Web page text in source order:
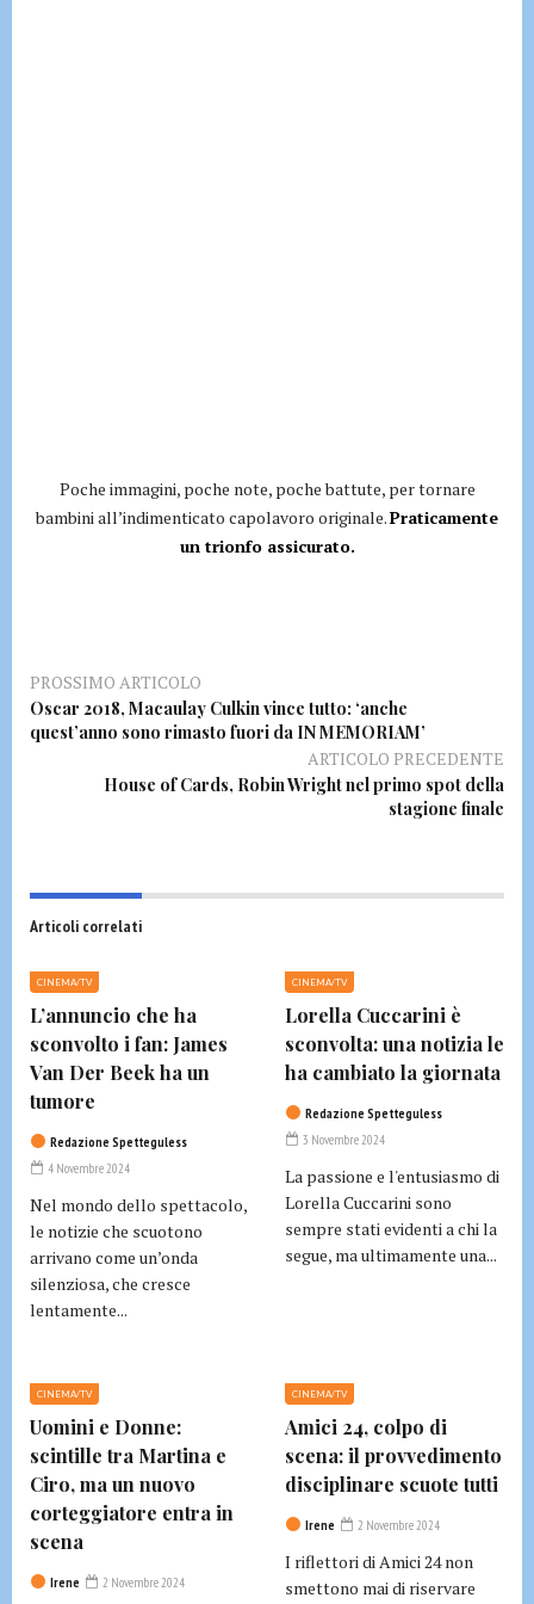
Poche immagini, poche note, poche battute, per tornare
bambini all’indimenticato capolavoro originale.Praticamente
un trionfo assicurato.
PROSSIMO ARTICOLO
Oscar 2018, Macaulay Culkin vince tutto: ‘anche
quest’anno sono rimasto fuori da IN MEMORIAM’
ARTICOLO PRECEDENTE
House of Cards, Robin Wright nel primo spot della
stagione finale
Articoli correlati
CINEMA/TV
L’annuncio che ha
sconvolto i fan: James
Van Der Beek ha un
tumore
Redazione Spetteguless
4 Novembre 2024
Nel mondo dello spettacolo,
le notizie che scuotono
arrivano come un’onda
silenziosa, che cresce
lentamente...
CINEMA/TV
Lorella Cuccarini è
sconvolta: una notizia le
ha cambiato la giornata
Redazione Spetteguless
3 Novembre 2024
La passione e l'entusiasmo di
Lorella Cuccarini sono
sempre stati evidenti a chi la
segue, ma ultimamente una...
CINEMA/TV
Uomini e Donne:
scintille tra Martina e
Ciro, ma un nuovo
corteggiatore entra in
scena
Irene 2 Novembre 2024
CINEMA/TV
Amici 24, colpo di
scena: il provvedimento
disciplinare scuote tutti
Irene 2 Novembre 2024
I riflettori di Amici 24 non
smettono mai di riservare